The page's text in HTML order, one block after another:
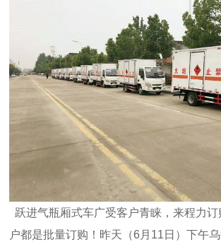
跃进气瓶厢式车广受客户青睐，来程力
户都是批量订购！昨天（6月11日）下午